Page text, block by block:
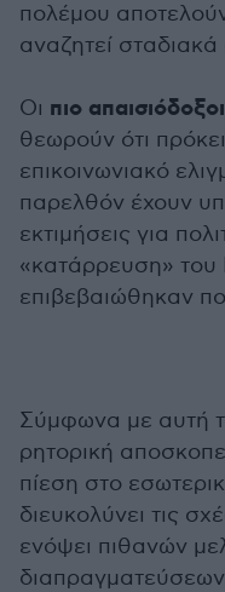
πολέμου
αναζητεί σταδιακά
Οι πιο απαισιόδοξοι
θεωρούν ότι
επικοινωνιακό
παρελθόν έχουν
εκτιμήσεις για
«κατάρρευση» του
επιβεβαιώθηκαν
Σύμφωνα με αυτή
ρητορική
πίεση στο
διευκολύνει τις
ενόψει πιθανών